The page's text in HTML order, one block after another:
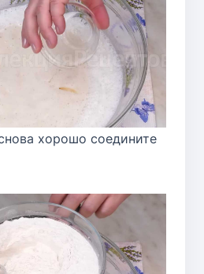
хорошо соедините